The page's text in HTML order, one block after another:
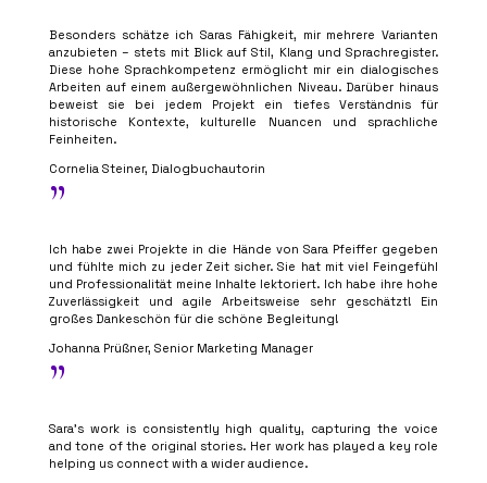
Besonders schätze ich Saras Fähigkeit, mir mehrere Varianten
anzubieten – stets mit Blick auf Stil, Klang und Sprachregister.
Diese hohe Sprachkompetenz ermöglicht mir ein dialogisches
Arbeiten auf einem außergewöhnlichen Niveau. Darüber hinaus
beweist sie bei jedem Projekt ein tiefes Verständnis für
historische Kontexte, kulturelle Nuancen und sprachliche
Feinheiten.
Cornelia Steiner, Dialogbuchautorin
”
Ich habe zwei Projekte in die Hände von Sara Pfeiffer gegeben
und fühlte mich zu jeder Zeit sicher. Sie hat mit viel Feingefühl
und Professionalität meine Inhalte lektoriert. Ich habe ihre hohe
Zuverlässigkeit und agile Arbeitsweise sehr geschätzt! Ein
großes Dankeschön für die schöne Begleitung!
Johanna Prüßner, Senior Marketing Manager
”
Sara’s work is consistently high quality, capturing the voice
and tone of the original stories. Her work has played a key role
helping us connect with a wider audience.